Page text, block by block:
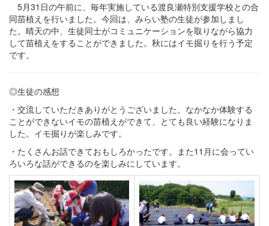
5月31日の午前に、毎年実施している渡良瀬特別支援学校との合
同苗植えを行いました。今回は、みらい塾の生徒が参加しまし
た。晴天の中、生徒同士がコミュニケーションを取りながら協力
して苗植えをすることができました。秋にはイモ掘りを行う予定
です。
◎生徒の感想
・交流していただきありがとうございました。なかなか体験する
ことができないイモの苗植えができて、とても良い経験になりま
した。イモ掘りが楽しみです。
・たくさんお話できておもしろかったです。また11月に会ってい
ろいろな話ができるのを楽しみにしています。